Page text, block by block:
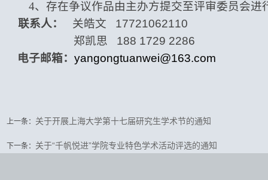
4、存在争议作品由主办方提交至评审委员会进
联系人：
关皓文
17721062110
郑凯思
188 1729 2286
电子邮箱：yangongtuanwei@163.com
上一条： 关于开展上海大学第十七届研究生学术节的通知
下一条： 关于“千帆悦进”学院专业特色学术活动评选的通知